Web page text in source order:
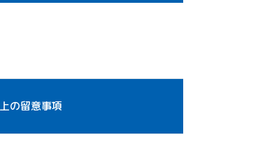
の留意事項